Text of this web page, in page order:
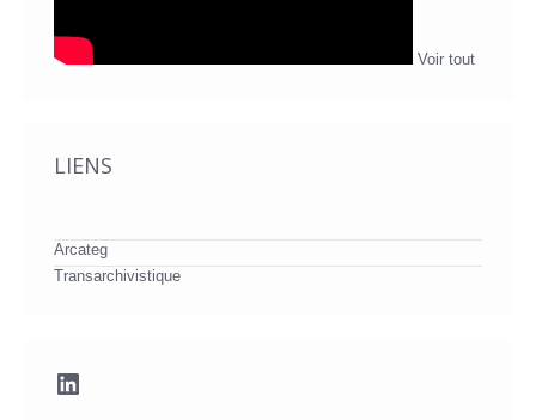
Voir tout
LIENS
Arcateg
Transarchivistique
LinkedIn